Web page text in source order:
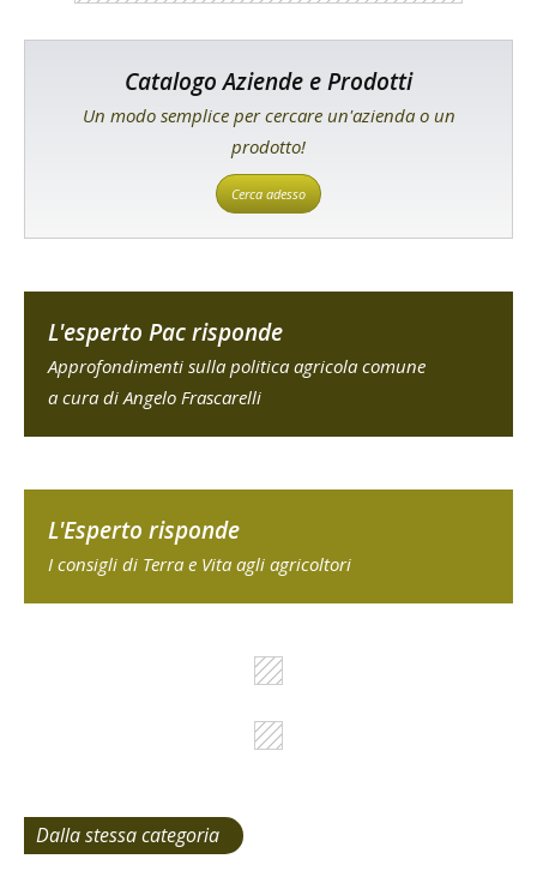
Catalogo Aziende e Prodotti
Un modo semplice per cercare un'azienda o un
prodotto!
Cerca adesso
L'esperto Pac risponde
Approfondimenti sulla politica agricola comune
a cura di Angelo Frascarelli
L'Esperto risponde
I consigli di Terra e Vita agli agricoltori
Dalla stessa categoria